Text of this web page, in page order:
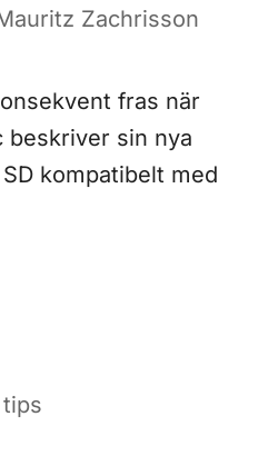
Zachrisson
fras när
beskriver sin nya
kompatibelt med
tips